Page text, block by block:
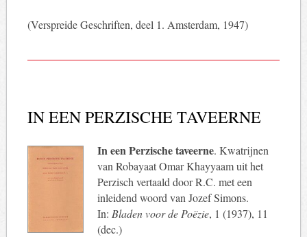
(Verspreide Geschriften, deel 1. Amsterdam, 1947)
IN EEN PERZISCHE TAVEERNE
In een Perzische taveerne. Kwatrijnen
van Robayaat Omar Khayyaam uit het
Perzisch vertaald door R.C. met een
inleidend woord van Jozef Simons.
In: Bladen voor de Poëzie, 1 (1937), 11
(dec.)